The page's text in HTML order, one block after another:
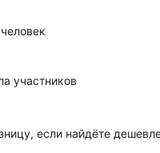
участников
если найдёте